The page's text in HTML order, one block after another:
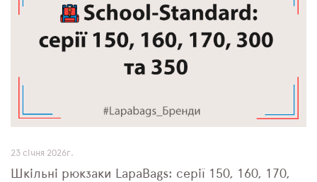
23 січня 2026г.
Шкільні рюкзаки LapaBags: серії 150, 160, 170,